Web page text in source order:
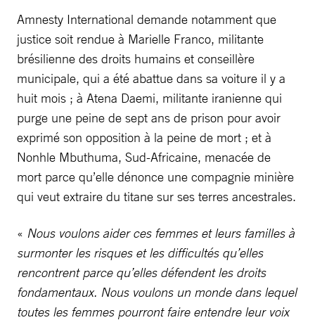
Amnesty International demande notamment que
justice soit rendue à Marielle Franco, militante
brésilienne des droits humains et conseillère
municipale, qui a été abattue dans sa voiture il y a
huit mois ; à Atena Daemi, militante iranienne qui
purge une peine de sept ans de prison pour avoir
exprimé son opposition à la peine de mort ; et à
Nonhle Mbuthuma, Sud-Africaine, menacée de
mort parce qu’elle dénonce une compagnie minière
qui veut extraire du titane sur ses terres ancestrales.
« Nous voulons aider ces femmes et leurs familles à
surmonter les risques et les difficultés qu’elles
rencontrent parce qu’elles défendent les droits
fondamentaux. Nous voulons un monde dans lequel
toutes les femmes pourront faire entendre leur voix